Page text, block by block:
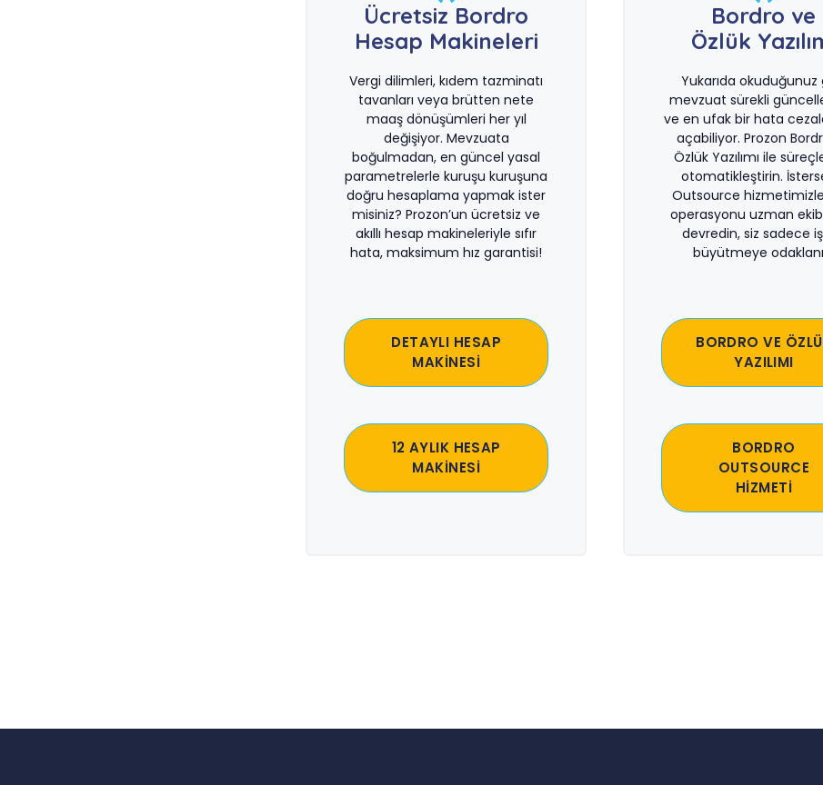
Ücretsiz Bordro
Hesap Makineleri
Vergi dilimleri, kıdem tazminatı
tavanları veya brütten nete
maaş dönüşümleri her yıl
değişiyor. Mevzuata
boğulmadan, en güncel yasal
parametrelerle kuruşu kuruşuna
doğru hesaplama yapmak ister
misiniz? Prozon’un ücretsiz ve
akıllı hesap makineleriyle sıfır
hata, maksimum hız garantisi!
DETAYLI HESAP
MAKİNESİ
12 AYLIK HESAP
MAKİNESİ
Bordro ve
Özlük
Yukarıda okuduğunuz
mevzuat sürekli
ve en ufak bir hata
açabiliyor. Prozon
Özlük Yazılımı ile
otomatikleştirin.
Outsource
operasyonu uzman
devredin, siz sadece
büyütmeye
BORDRO VE
YAZILIMI
BORDRO
OUTSOURCE
HİZMETİ